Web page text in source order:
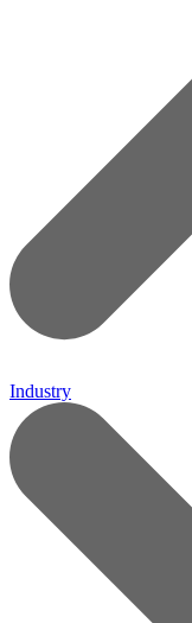
Industry